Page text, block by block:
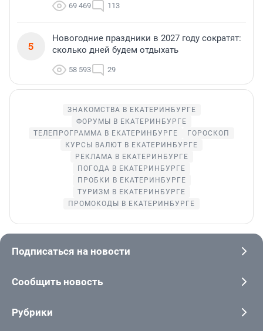
69 469 113
5
Новогодние праздники в 2027 году сократят:
сколько дней будем отдыхать
58 593 29
ЗНАКОМСТВА В ЕКАТЕРИНБУРГЕ
ФОРУМЫ В ЕКАТЕРИНБУРГЕ
ТЕЛЕПРОГРАММА В ЕКАТЕРИНБУРГЕ
ГОРОСКОП
КУРСЫ ВАЛЮТ В ЕКАТЕРИНБУРГЕ
РЕКЛАМА В ЕКАТЕРИНБУРГЕ
ПОГОДА В ЕКАТЕРИНБУРГЕ
ПРОБКИ В ЕКАТЕРИНБУРГЕ
ТУРИЗМ В ЕКАТЕРИНБУРГЕ
ПРОМОКОДЫ В ЕКАТЕРИНБУРГЕ
Подписаться на новости
Сообщить новость
Рубрики